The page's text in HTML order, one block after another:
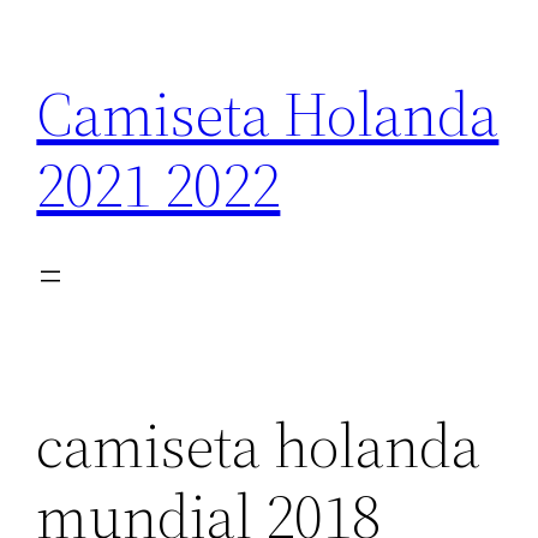
contenido
Camiseta Holanda
2021 2022
camiseta holanda
mundial 2018